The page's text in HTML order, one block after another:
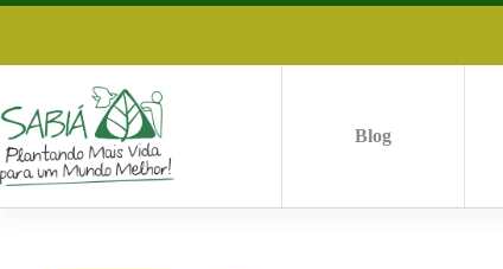
Pular
Blog